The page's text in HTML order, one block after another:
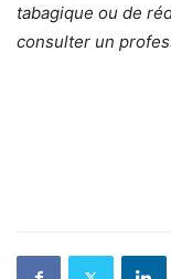
tabagique ou de
consulter un